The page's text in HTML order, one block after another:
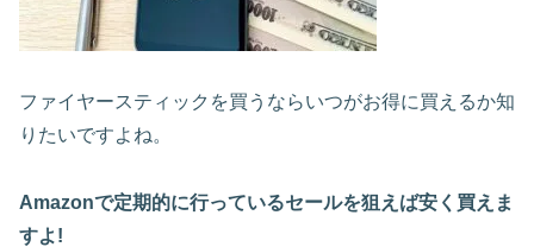
ファイヤースティックを買うならいつがお得に買えるか知
りたいですよね。
Amazonで定期的に行っているセールを狙えば安く買えま
すよ!